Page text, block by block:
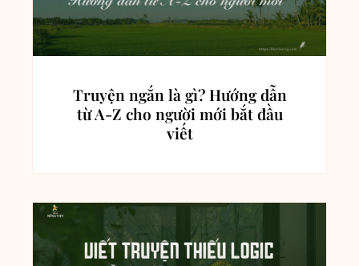
Truyện ngắn là gì? Hướng dẫn
từ A-Z cho người mới bắt đầu
viết